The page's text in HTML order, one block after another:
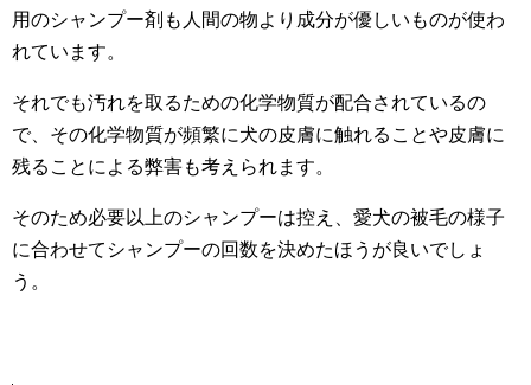
用のシャンプー剤も人間の物より成分が優しいものが使わ
れています。
それでも汚れを取るための化学物質が配合されているの
で、その化学物質が頻繁に犬の皮膚に触れることや皮膚に
残ることによる弊害も考えられます。
そのため必要以上のシャンプーは控え、愛犬の被毛の様子
に合わせてシャンプーの回数を決めたほうが良いでしょ
う。